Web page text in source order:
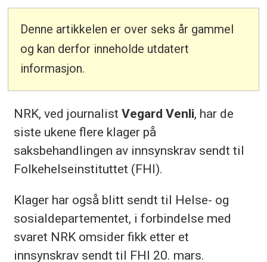
Denne artikkelen er over seks år gammel
og kan derfor inneholde utdatert
informasjon.
NRK, ved journalist Vegard Venli, har de
siste ukene flere klager på
saksbehandlingen av innsynskrav sendt til
Folkehelseinstituttet (FHI).
Klager har også blitt sendt til Helse- og
sosialdepartementet, i forbindelse med
svaret NRK omsider fikk etter et
innsynskrav sendt til FHI 20. mars.